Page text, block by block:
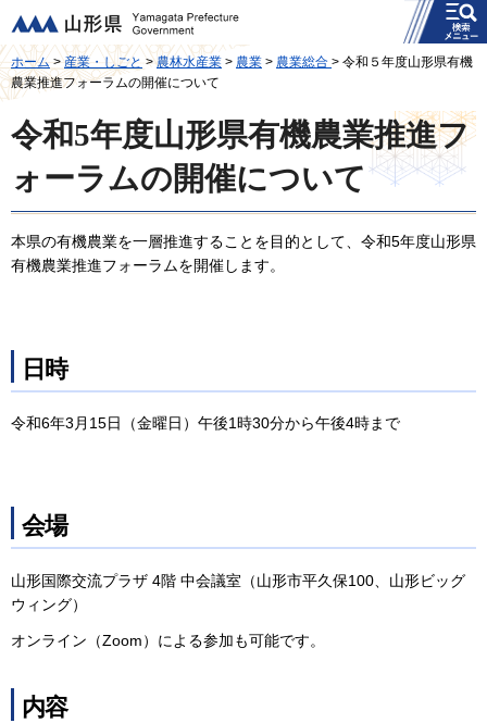
山形県
メニュー
ホーム>産業・しごと >農林水産業 > 農業 > 農業総合 > 令和５年度山形県有機
農業推進フォーラムの開催について
令和5年度山形県有機農業推進フ
ォーラムの開催について
本県の有機農業を一層推進することを目的として、令和5年度山形県
有機農業推進フォーラムを開催します。
日時
令和6年3月15日（金曜日）午後1時30分から午後4時まで
会場
山形国際交流プラザ 4階 中会議室（山形市平久保100、山形ビッグ
ウィング）
オンライン（Zoom）による参加も可能です。
内容